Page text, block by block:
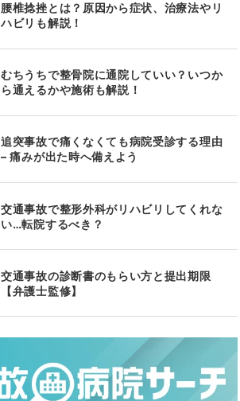
腰椎捻挫とは？原因から症状、治療法やリ
ハビリも解説！
むちうちで整骨院に通院していい？いつか
ら通えるかや施術も解説！
追突事故で痛くなくても病院受診する理由
– 痛みが出た時へ備えよう
交通事故で整形外科がリハビリしてくれな
い…転院するべき？
交通事故の診断書のもらい方と提出期限
【弁護士監修】